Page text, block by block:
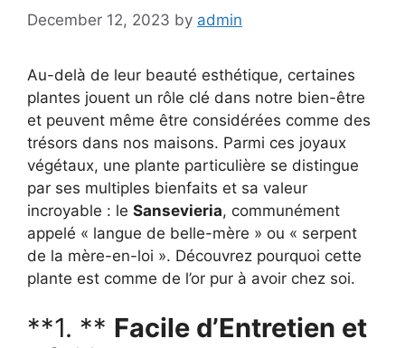
December 12, 2023 by admin
Au-delà de leur beauté esthétique, certaines
plantes jouent un rôle clé dans notre bien-être
et peuvent même être considérées comme des
trésors dans nos maisons. Parmi ces joyaux
végétaux, une plante particulière se distingue
par ses multiples bienfaits et sa valeur
incroyable : le Sansevieria, communément
appelé « langue de belle-mère » ou « serpent
de la mère-en-loi ». Découvrez pourquoi cette
plante est comme de l’or pur à avoir chez soi.
**1. ** Facile d’Entretien et